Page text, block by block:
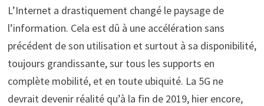
L’Internet a drastiquement changé le paysage de
l’information. Cela est dû à une accélération sans
précédent de son utilisation et surtout à sa disponibilité,
toujours grandissante, sur tous les supports en
complète mobilité, et en toute ubiquité. La 5G ne
devrait devenir réalité qu’à la fin de 2019, hier encore,